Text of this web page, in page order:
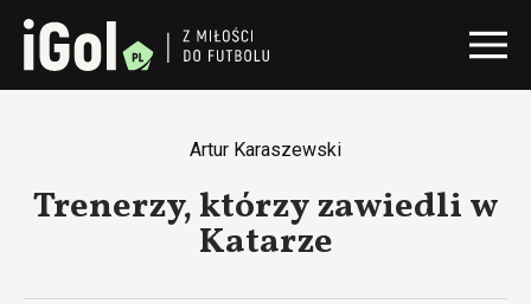
Artur Karaszewski
Trenerzy, którzy zawiedli w
Katarze